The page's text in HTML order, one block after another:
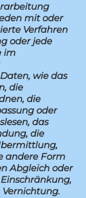
mit oder
Verfahren
oder jede
im
wie das
die
die
oder
das
die
andere Form
Abgleich oder
Vernichtung.